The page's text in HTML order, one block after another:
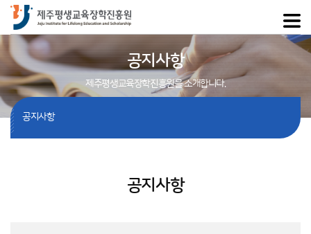
공지사항
제주평생교육장학진흥원을 소개합니다.
공지사항
공지사항